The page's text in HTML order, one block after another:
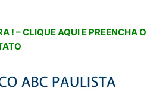
! – CLIQUE AQUI E PREENCHA O